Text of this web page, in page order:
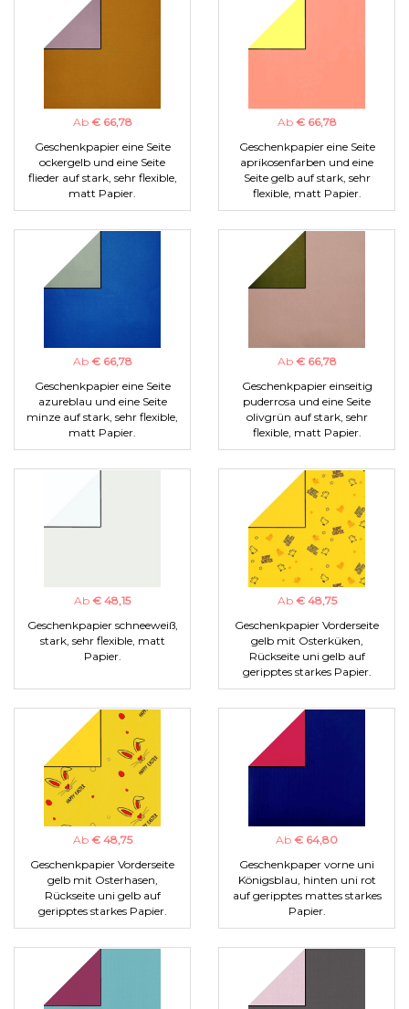
Ab € 66,78
Geschenkpapier eine Seite
ockergelb und eine Seite
flieder auf stark, sehr flexible,
matt Papier.
Ab € 66,78
Geschenkpapier eine Seite
aprikosenfarben und eine
Seite gelb auf stark, sehr
flexible, matt Papier.
Ab € 66,78
Geschenkpapier eine Seite
azureblau und eine Seite
minze auf stark, sehr flexible,
matt Papier.
Ab € 66,78
Geschenkpapier einseitig
puderrosa und eine Seite
olivgrün auf stark, sehr
flexible, matt Papier.
Ab € 48,15
Geschenkpapier schneeweiß,
stark, sehr flexible, matt
Papier.
Ab € 48,75
Geschenkpapier Vorderseite
gelb mit Osterküken,
Rückseite uni gelb auf
geripptes starkes Papier.
Ab € 48,75
Geschenkpapier Vorderseite
gelb mit Osterhasen,
Rückseite uni gelb auf
geripptes starkes Papier.
Ab € 64,80
Geschenkpaper vorne uni
Königsblau, hinten uni rot
auf geripptes mattes starkes
Papier.